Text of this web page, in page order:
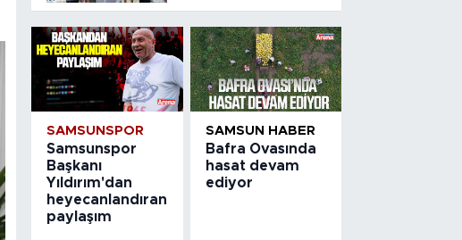
şampiyonu oldu
SAMSUNSPOR
Samsunspor
Başkanı
Yıldırım'dan
heyecanlandıran
paylaşım
SAMSUN HABER
Bafra Ovasında
hasat devam
ediyor